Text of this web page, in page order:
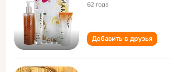
62 года
Добавить в друзья